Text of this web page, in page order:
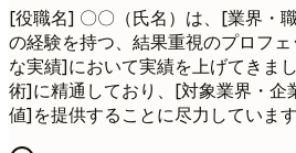
[役職名] 〇〇（氏名）は、[業界・
の経験を持つ、結果重視のプロフ
な実績]において実績を上げてきま
術]に精通しており、[対象業界・企
値]を提供することに尽力しています